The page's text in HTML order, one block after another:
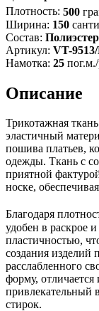
Плотность: 500
Ширина: 150
Состав:
Артикул: VT-
Намотка: 25
Описание
Трикотажная
эластичный
пошива платьев,
одежды. Ткань с
приятной
носке,
Благодаря
удобен в раскрое
пластичностью,
создания изделий
расслабленного
форму, отличается
привлекательный
стирок.